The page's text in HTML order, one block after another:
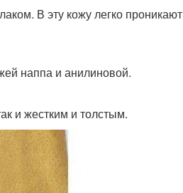
В эту кожу легко проникают
наппа и анилиновой.
и жестким и толстым.